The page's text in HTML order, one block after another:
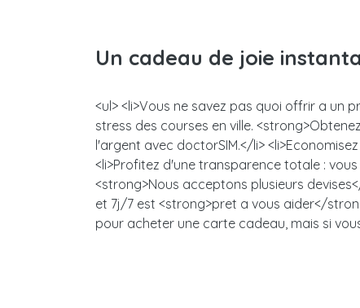
Un cadeau de joie
<ul> <li>Vous ne savez pas quoi offrir a un
stress des courses en ville.
l'argent avec doctorSIM.</li>
<li>Profitez d'une transparence totale :
<strong>Nous acceptons plusieurs
et 7j/7 est <strong>pret a vous aider</
pour acheter une carte cadeau, mais si